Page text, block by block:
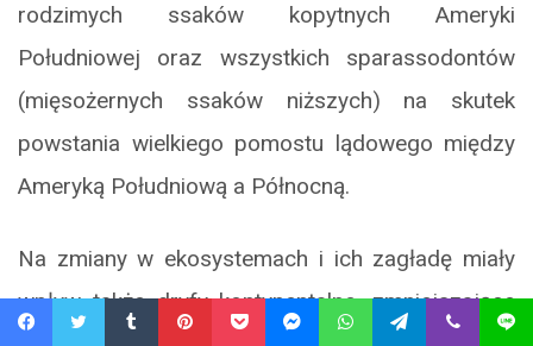
rodzimych ssaków kopytnych Ameryki
Południowej oraz wszystkich sparassodontów
(mięsożernych ssaków niższych) na skutek
powstania wielkiego pomostu lądowego między
Ameryką Południową a Północną.
Na zmiany w ekosystemach i ich zagładę miały
wpływ także dryfy kontynentalne, zmniejszające